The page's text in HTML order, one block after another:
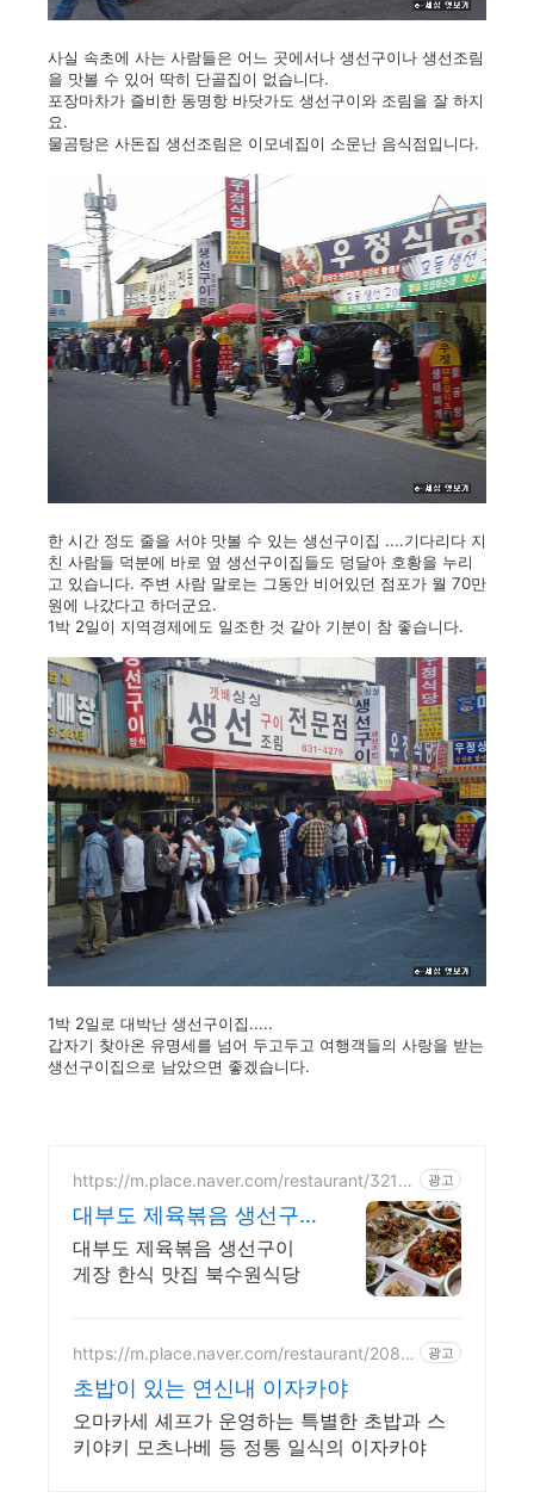
사실 속초에 사는 사람들은 어느 곳에서나 생선구이나 생선조림
을 맛볼 수 있어 딱히 단골집이 없습니다.
포장마차가 즐비한 동명항 바닷가도 생선구이와 조림을 잘 하지
요.
물곰탕은 사돈집 생선조림은 이모네집이 소문난 음식점입니다.
한 시간 정도 줄을 서야 맛볼 수 있는 생선구이집 ....기다리다 지
친 사람들 덕분에 바로 옆 생선구이집들도 덩달아 호황을 누리
고 있습니다. 주변 사람 말로는 그동안 비어있던 점포가 월 70만
원에 나갔다고 하더군요.
1박 2일이 지역경제에도 일조한 것 같아 기분이 참 좋습니다.
1박 2일로 대박난 생선구이집.....
갑자기 찾아온 유명세를 넘어 두고두고 여행객들의 사랑을 받는
생선구이집으로 남았으면 좋겠습니다.
https://m.place.naver.com/restaurant/3213
광고
대부도 제육볶음 생선구
이맛집 대부도맛집
대부도 제육볶음 생선구이
게장 한식 맛집 북수원식당
https://m.place.naver.com/restaurant/2083
광고
초밥이 있는 연신내 이자카야
오마카세 셰프가 운영하는 특별한 초밥과 스
키야키 모츠나베 등 정통 일식의 이자카야